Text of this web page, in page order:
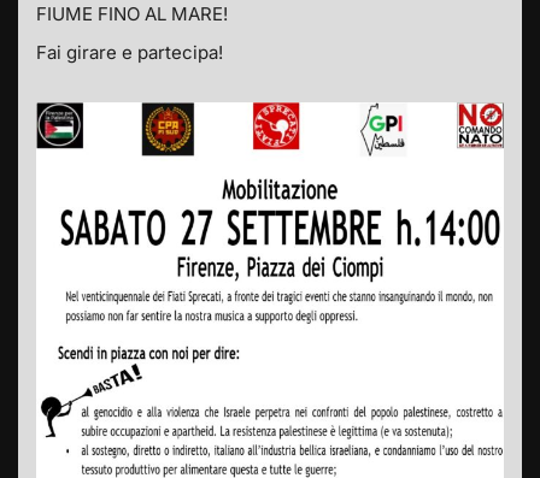
FIUME FINO AL MARE!
Fai girare e partecipa!